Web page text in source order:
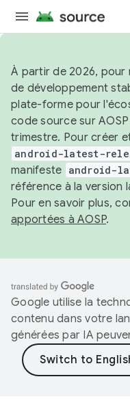
À partir de 2026, pour
de développement
plate-forme pour
code source sur
trimestre. Pour créer
android-latest-
manifeste android-
référence à la version
Pour en savoir plus,
apportées à AOSP.
Google utilise la
contenu dans votre
générées par IA